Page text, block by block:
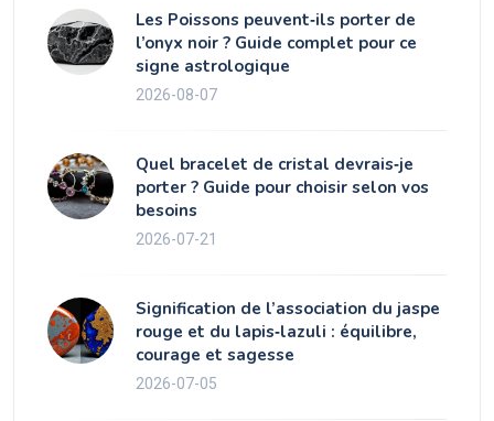
Les Poissons peuvent‑ils porter de
l’onyx noir ? Guide complet pour ce
signe astrologique
2026-08-07
Quel bracelet de cristal devrais‑je
porter ? Guide pour choisir selon vos
besoins
2026-07-21
Signification de l’association du jaspe
rouge et du lapis‑lazuli : équilibre,
courage et sagesse
2026-07-05